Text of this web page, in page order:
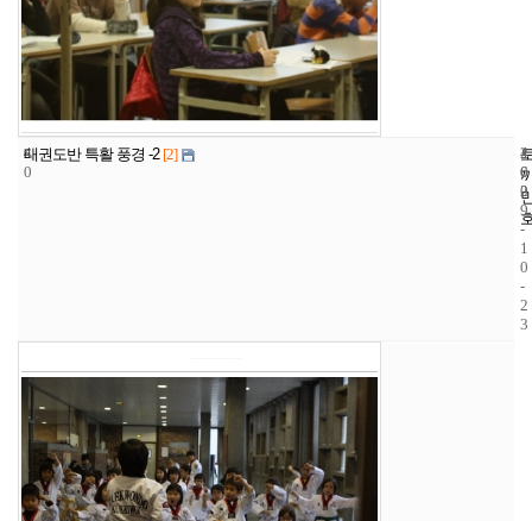
4
0
태권도반 특활 풍경 -2 [2]
4
6
2
2
0
0
9
-
1
0
-
2
3